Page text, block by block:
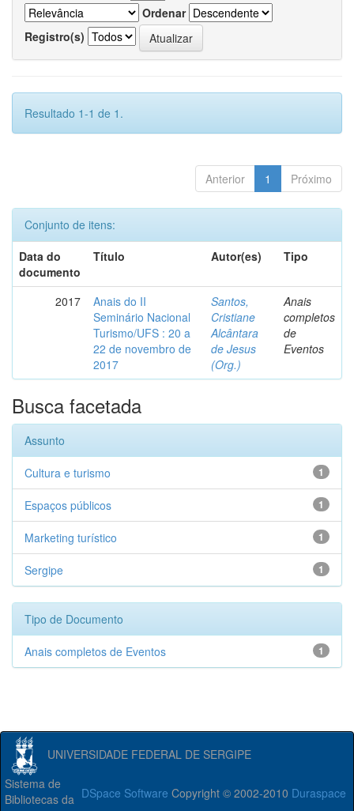
Ordenar
Registro(s)
Resultado 1-1 de 1.
Anterior 1 Próximo
Conjunto de itens:
Data do
documento
Título Autor(es) Tipo
2017
Anais do II
Seminário Nacional
Turismo/UFS : 20 a
22 de novembro de
2017
Santos,
Cristiane
Alcântara
de Jesus
(Org.)
Anais
completos
de
Eventos
Busca facetada
Assunto
1
Cultura e turismo
1
Espaços públicos
1
Marketing turístico
1
Sergipe
Tipo de Documento
1
Anais completos de Eventos
UNIVERSIDADE FEDERAL DE SERGIPE
DSpace Software Copyright © 2002-2010 Duraspace
Sistema de
Bibliotecas da